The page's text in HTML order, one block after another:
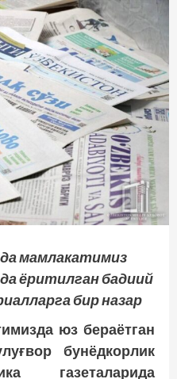
мамлакатимиз
ёритилган бадиий
бир назар
юз бераётган
бунёдкорлик
газеталарида